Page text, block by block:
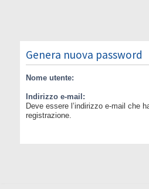
Genera nuova password
Nome utente:
Indirizzo e-mail:
Deve essere l’indirizzo e-mail che
registrazione.